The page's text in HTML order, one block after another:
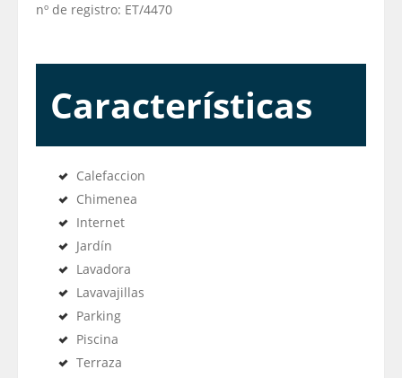
​nº de registro: ET/4470
Características
Calefaccion
Chimenea
Internet
Jardín
Lavadora
Lavavajillas
Parking
Piscina
Terraza